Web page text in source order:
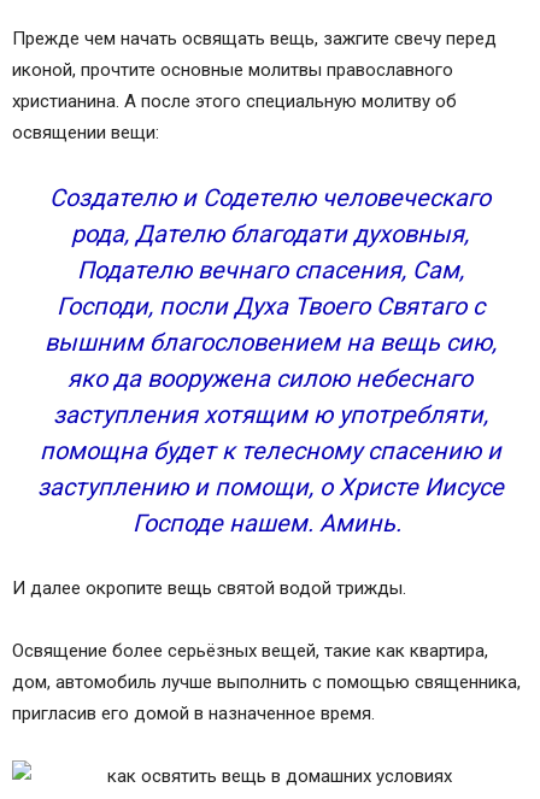
Как читать самостоятельно
Прежде чем начать освящать вещь, зажгите свечу перед
иконой, прочтите основные молитвы православного
христианина. А после этого специальную молитву об
освящении вещи:
Создателю и Содетелю человеческаго
рода, Дателю благодати духовныя,
Подателю вечнаго спасения, Сам,
Господи, посли Духа Твоего Святаго с
вышним благословением на вещь сию,
яко да вооружена силою небеснаго
заступления хотящим ю употребляти,
помощна будет к телесному спасению и
заступлению и помощи, о Христе Иисусе
Господе нашем. Аминь.
И далее окропите вещь святой водой трижды.
Освящение более серьёзных вещей, такие как квартира,
дом, автомобиль лучше выполнить с помощью священника,
пригласив его домой в назначенное время.